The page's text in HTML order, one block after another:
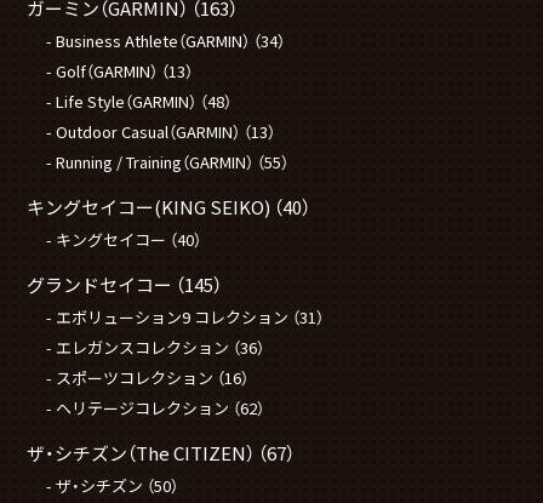
ガーミン（GARMIN） （163）
Business Athlete（GARMIN） （34）
Golf（GARMIN） （13）
Life Style（GARMIN） （48）
Outdoor Casual（GARMIN） （13）
Running / Training（GARMIN） （55）
キングセイコー(KING SEIKO) （40）
キングセイコー （40）
グランドセイコー （145）
エボリューション9 コレクション （31）
エレガンスコレクション （36）
スポーツコレクション （16）
ヘリテージコレクション （62）
ザ・シチズン（The CITIZEN） （67）
ザ・シチズン （50）